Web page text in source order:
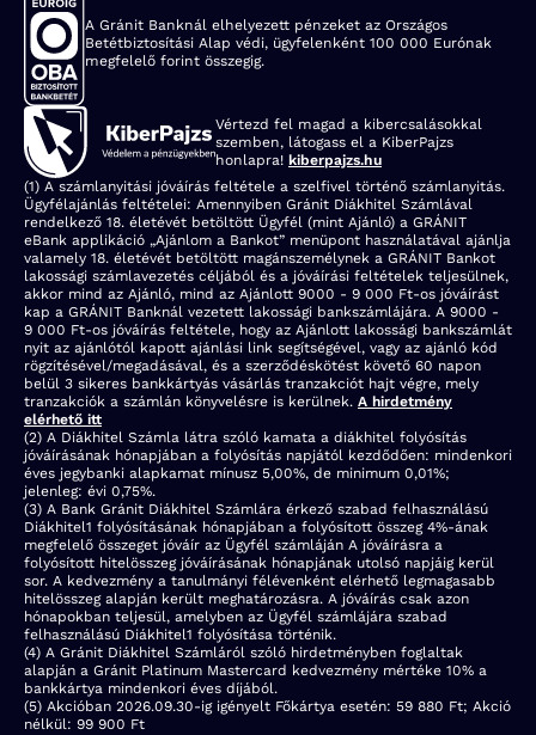
A Gránit Banknál elhelyezett pénzeket az Országos
Betétbiztosítási Alap védi, ügyfelenként 100 000 Eurónak
megfelelő forint összegig.
Vértezd fel magad a kibercsalásokkal
szemben, látogass el a KiberPajzs
honlapra! kiberpajzs.hu
(1) A számlanyitási jóváírás feltétele a szelfivel történő számlanyitás.
Ügyfélajánlás feltételei: Amennyiben Gránit Diákhitel Számlával
rendelkező 18. életévét betöltött Ügyfél (mint Ajánló) a GRÁNIT
eBank applikáció „Ajánlom a Bankot” menüpont használatával ajánlja
valamely 18. életévét betöltött magánszemélynek a GRÁNIT Bankot
lakossági számlavezetés céljából és a jóváírási feltételek teljesülnek,
akkor mind az Ajánló, mind az Ajánlott 9000 - 9 000 Ft-os jóváírást
kap a GRÁNIT Banknál vezetett lakossági bankszámlájára. A 9000 -
9 000 Ft-os jóváírás feltétele, hogy az Ajánlott lakossági bankszámlát
nyit az ajánlótól kapott ajánlási link segítségével, vagy az ajánló kód
rögzítésével/megadásával, és a szerződéskötést követő 60 napon
belül 3 sikeres bankkártyás vásárlás tranzakciót hajt végre, mely
tranzakciók a számlán könyvelésre is kerülnek. A hirdetmény
elérhető itt
(2) A Diákhitel Számla látra szóló kamata a diákhitel folyósítás
jóváírásának hónapjában a folyósítás napjától kezdődően: mindenkori
éves jegybanki alapkamat mínusz 5,00%, de minimum 0,01%;
jelenleg: évi 0,75%.
(3) A Bank Gránit Diákhitel Számlára érkező szabad felhasználású
Diákhitel1 folyósításának hónapjában a folyósított összeg 4%-ának
megfelelő összeget jóváír az Ügyfél számláján A jóváírásra a
folyósított hitelösszeg jóváírásának hónapjának utolsó napjáig kerül
sor. A kedvezmény a tanulmányi félévenként elérhető legmagasabb
hitelösszeg alapján került meghatározásra. A jóváírás csak azon
hónapokban teljesül, amelyben az Ügyfél számlájára szabad
felhasználású Diákhitel1 folyósítása történik.
(4) A Gránit Diákhitel Számláról szóló hirdetményben foglaltak
alapján a Gránit Platinum Mastercard kedvezmény mértéke 10% a
bankkártya mindenkori éves díjából.
(5) Akcióban 2026.09.30-ig igényelt Főkártya esetén: 59 880 Ft; Akció
nélkül: 99 900 Ft